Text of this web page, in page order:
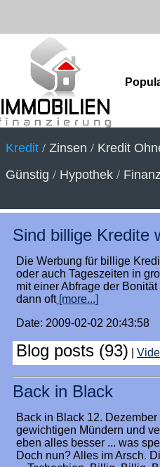
Kredit / Zinsen / Kredit
Günstig / Hypothek /
Sind billige Kredite
Die Werbung für billige
oder auch Tageszeiten in
mit einer Abfrage der
dann oft[more...]
Date: 2009-02-02 20:43:58
Blog posts (93)
Back in Black
Back in Black 12.
gewichtigen Mündern und
eben alles besser ... was
Doch nun? Alles im Arsch.